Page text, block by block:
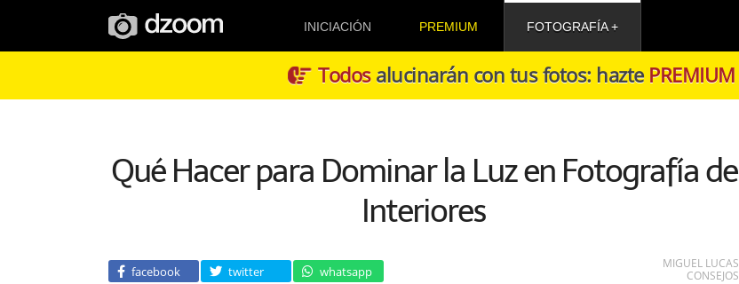
INICIACIÓN PREMIUM FOTOGRAFÍA
Todosalucinarán con tus fotos: hazte PREMIUM
Qué Hacer para Dominar la Luz en Fotografía de
Interiores
facebook twitter whatsapp
MIGUEL LUCAS
CONSEJOS